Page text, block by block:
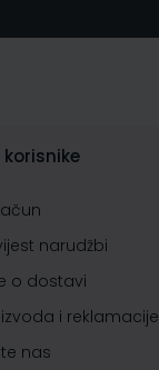
korisnike
narudžbi
o dostavi
i reklamacije
nas